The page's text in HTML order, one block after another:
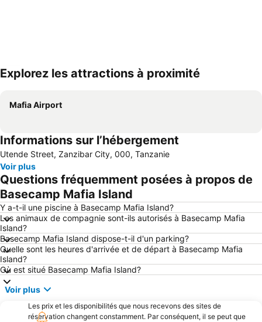
Explorez les attractions à proximité
Mafia Airport
Informations sur l’hébergement
Utende Street, Zanzibar City, 000, Tanzanie
Voir plus
Questions fréquemment posées à propos de
Basecamp Mafia Island
Y a-t-il une piscine à Basecamp Mafia Island?
Les animaux de compagnie sont-ils autorisés à Basecamp Mafia
Island?
Basecamp Mafia Island dispose-t-il d'un parking?
Quelle sont les heures d'arrivée et de départ à Basecamp Mafia
Island?
Où est situé Basecamp Mafia Island?
Voir plus
Les prix et les disponibilités que nous recevons des sites de
réservation changent constamment. Par conséquent, il se peut que